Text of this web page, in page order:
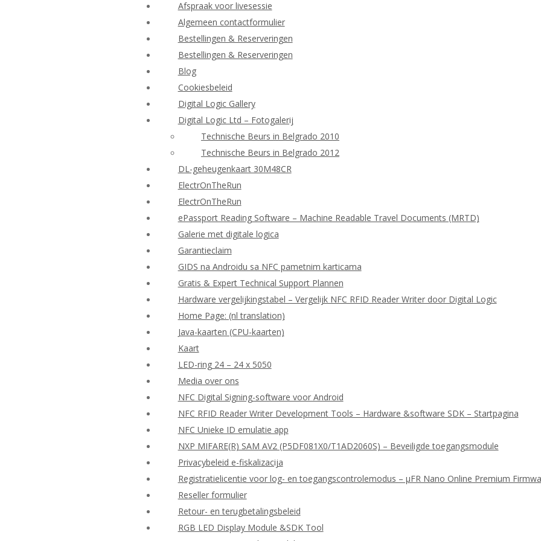
Afspraak voor livesessie
Algemeen contactformulier
Bestellingen & Reserveringen
Bestellingen & Reserveringen
Blog
Cookiesbeleid
Digital Logic Gallery
Digital Logic Ltd – Fotogalerij
Technische Beurs in Belgrado 2010
Technische Beurs in Belgrado 2012
DL-geheugenkaart 30M48CR
ElectrOnTheRun
ElectrOnTheRun
ePassport Reading Software – Machine Readable Travel Documents (MRTD)
Galerie met digitale logica
Garantieclaim
GIDS na Androidu sa NFC pametnim karticama
Gratis & Expert Technical Support Plannen
Hardware vergelijkingstabel – Vergelijk NFC RFID Reader Writer door Digital Logic
Home Page: (nl translation)
Java-kaarten (CPU-kaarten)
Kaart
LED-ring 24 – 24 x 5050
Media over ons
NFC Digital Signing-software voor Android
NFC RFID Reader Writer Development Tools – Hardware &software SDK – Startpagina
NFC Unieke ID emulatie app
NXP MIFARE(R) SAM AV2 (P5DF081X0/T1AD2060S) – Beveiligde toegangsmodule
Privacybeleid e-fiskalizacija
Registratielicentie voor log- en toegangscontrolemodus – μFR Nano Online Premium
Reseller formulier
Retour- en terugbetalingsbeleid
RGB LED Display Module &SDK Tool